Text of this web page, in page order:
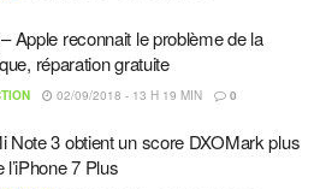
Apple reconnait le problème de la
réparation gratuite
02/09/2018 - 13 H 19 MIN 0
Note 3 obtient un score DXOMark plus
l’iPhone 7 Plus